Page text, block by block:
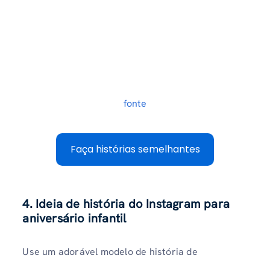
fonte
Faça histórias semelhantes
4. Ideia de história do Instagram para
aniversário infantil
Use um adorável modelo de história de